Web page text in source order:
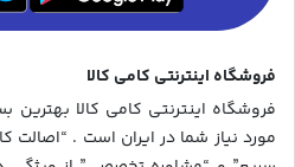
فروشگاه اینترنتی کامی کالا
فروشگاه اینترنتی کامی کالا بهترین
مورد نیاز شما در ایران است . “اصالت